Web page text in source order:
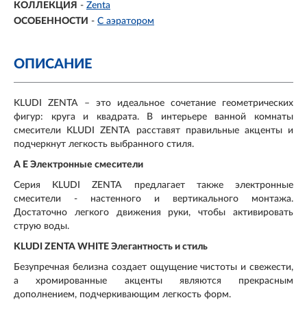
КОЛЛЕКЦИЯ - Zenta
ОСОБЕННОСТИ - С аэратором
ОПИСАНИЕ
KLUDI ZENTA – это идеальное сочетание геометрических
фигур: круга и квадрата. В интерьере ванной комнаты
смесители KLUDI ZENTA расставят правильные акценты и
подчеркнут легкость выбранного стиля.
A E Электронные смесители
Серия KLUDI ZENTA предлагает также электронные
смесители - настенного и вертикального монтажа.
Достаточно легкого движения руки, чтобы активировать
струю воды.
KLUDI ZENTA WHITE Элегантность и стиль
Безупречная белизна создает ощущение чистоты и свежести,
а хромированные акценты являются прекрасным
дополнением, подчеркивающим легкость форм.